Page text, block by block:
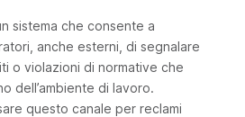
sistema che consente a
anche esterni, di segnalare
o violazioni di normative che
dell’ambiente di lavoro.
questo canale per reclami